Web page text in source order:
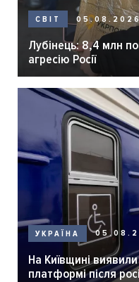
СВІТ
Лубінець: 8,4 млн
агресію Росії
УКРАЇНА
На Київщині
платформі після